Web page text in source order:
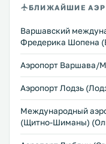
БЛИЖАЙШИЕ
Варшавский
Фредерика Шопена
Аэропорт Варшава/
Аэропорт Лодзь
Международный
(Щитно-Шиманы)